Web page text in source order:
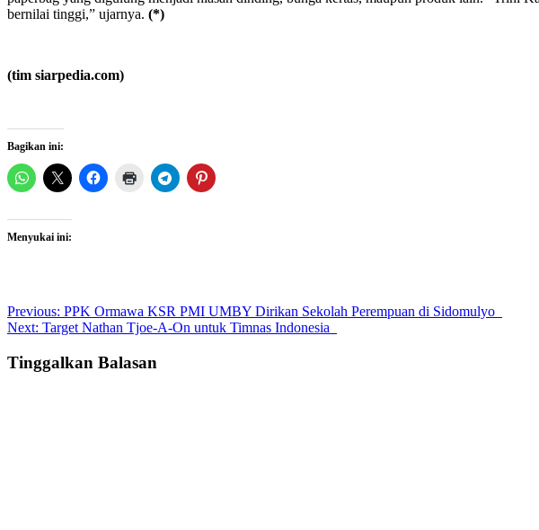
bernilai tinggi,” ujarnya. (*)
(tim siarpedia.com)
Bagikan ini:
Menyukai ini:
Post
navigation
Previous: PPK Ormawa KSR PMI UMBY Dirikan Sekolah Perempuan di Sidomulyo
Next: Target Nathan Tjoe-A-On untuk Timnas Indonesia
Tinggalkan Balasan